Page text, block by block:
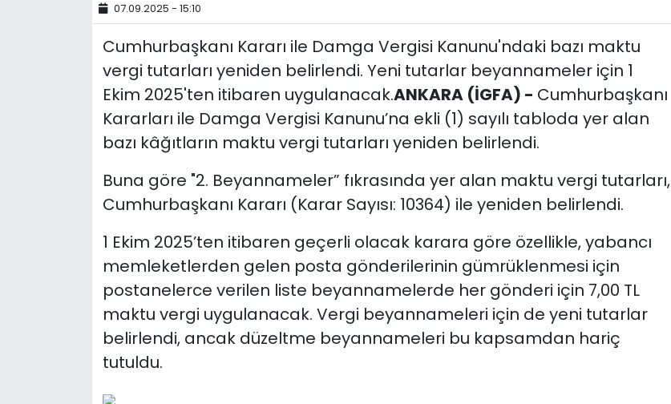
07.09.2025 - 15:10
Cumhurbaşkanı Kararı ile Damga Vergisi Kanunu'ndaki bazı maktu
vergi tutarları yeniden belirlendi. Yeni tutarlar beyannameler için 1
Ekim 2025'ten itibaren uygulanacak.ANKARA (İGFA) - Cumhurbaşkanı
Kararları ile Damga Vergisi Kanunu’na ekli (1) sayılı tabloda yer alan
bazı kâğıtların maktu vergi tutarları yeniden belirlendi.
Buna göre "2. Beyannameler” fıkrasında yer alan maktu vergi tutarları,
Cumhurbaşkanı Kararı (Karar Sayısı: 10364) ile yeniden belirlendi.
1 Ekim 2025’ten itibaren geçerli olacak karara göre özellikle, yabancı
memleketlerden gelen posta gönderilerinin gümrüklenmesi için
postanelerce verilen liste beyannamelerde her gönderi için 7,00 TL
maktu vergi uygulanacak. Vergi beyannameleri için de yeni tutarlar
belirlendi, ancak düzeltme beyannameleri bu kapsamdan hariç
tutuldu.